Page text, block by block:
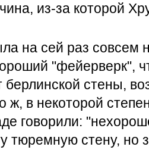
из-за которой
на сей раз совсем
"фейерверк",
берлинской стены,
ж, в некоторой
говорили:
тюремную стену, но